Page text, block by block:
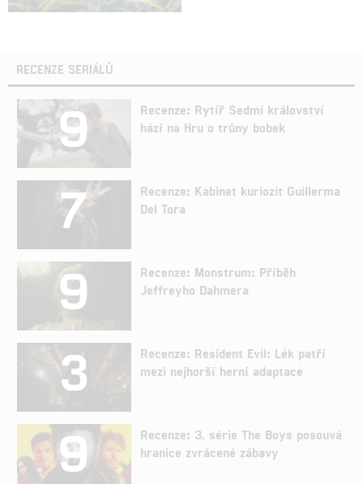
RECENZE SERIÁLŮ
9
Recenze: Rytíř Sedmi království
hází na Hru o trůny bobek
7
Recenze: Kabinet kuriozit Guillerma
Del Tora
9
Recenze: Monstrum: Příběh
Jeffreyho Dahmera
3
Recenze: Resident Evil: Lék patří
mezi nejhorší herní adaptace
9
Recenze: 3. série The Boys posouvá
hranice zvrácené zábavy